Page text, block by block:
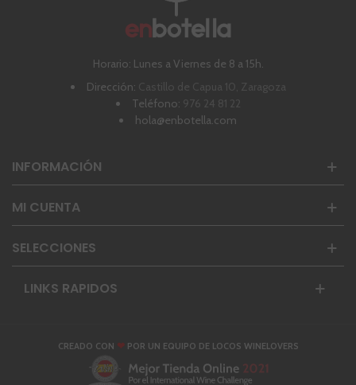
Horario: Lunes a Viernes de 8 a 15h.
Dirección: Castillo de Capua 10, Zaragoza
Teléfono: 976 24 81 22
hola@enbotella.com
INFORMACIÓN
MI CUENTA
SELECCIONES
LINKS RAPIDOS
CREADO CON ❤POR UN EQUIPO DE LOCOS WINELOVERS